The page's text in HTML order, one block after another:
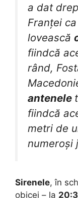
a dat
Franței
lovească
fiindcă
rând,
antenele
fiindcă
metri de
numeroși
Sirenele, în
obicei – la